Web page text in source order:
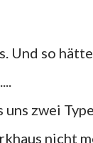
uns zwei
nicht